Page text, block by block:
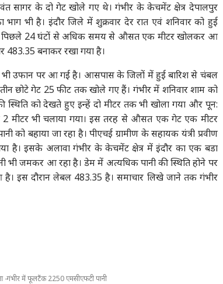
सागर के दो गेट खोले गए थे। गंभीर के केचमेंट क्षेत्र देपालपुर
भी है। इंदौर जिले में शुक्रवार देर रात एवं शनिवार को हुई
पिछले 24 घंटों से अधिक समय से औसत एक मीटर खोलकर आ
483.35 बनाकर रखा गया है।
भी उफान पर आ गई है। आसपास के जिलों में हुई बारिश से चंबल
छोटे गेट 25 फीट तक खोले गए हैं। गंभीर में शनिवार शाम को
को देखते हुए इन्हें दो मीटर तक भी खोला गया और पून:
मीटर भी चलाया गया। इस तरह से औसत एक गेट एक मीटर
बहाया जा रहा है। पीएचई ग्रामीण के सहायक यंत्री प्रवीण
है। इसके अलावा गंभीर के केचमेंट क्षेत्र में इंदौर का एक बडा
भी जमकर आ रहा है। डेम में अत्यधिक पानी की स्थिति होने पर
इस दौरान लेबल 483.35 है। समाचार लिखे जाने तक गंभीर
गंभीर में फूलटैंक 2250 एमसीएफटी पानी